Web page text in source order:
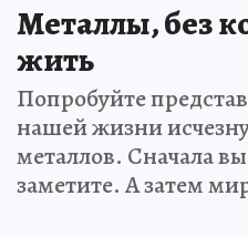
Металлы, без
жить
Попробуйте
нашей жизни
металлов. Сначала
заметите. А затем